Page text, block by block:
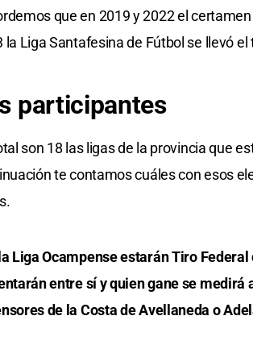
que en 2019 y 2022 el
la Liga Santafesina de Fútbol se llevó
participantes
son 18 las ligas de la provincia que
te contamos cuáles con esos
Liga Ocampense estarán Tiro
entre sí y quien gane se medirá
de la Costa de Avellaneda o